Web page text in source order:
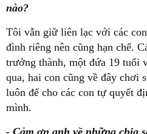
nào?
Tôi vẫn giữ liên lạc với các
đình riêng nên cũng hạn chế.
trưởng thành, một đứa 19 tuổi
qua, hai con cũng về đây chơi
luôn để cho các con tự quyết
mình.
- Cảm ơn anh về những chia